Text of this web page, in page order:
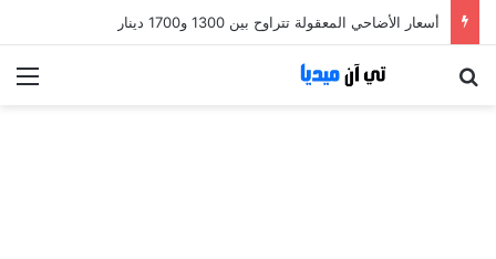
أسعار الأضاحي المعقولة تتراوح بين 1300 و1700 دينار